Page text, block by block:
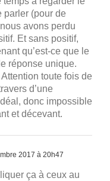
parler (pour de
avons perdu
Et sans positif,
qu’est-ce que le
réponse unique.
toute fois de
d’une
donc impossible
et décevant.
2017 à 20h47
ça à ceux au